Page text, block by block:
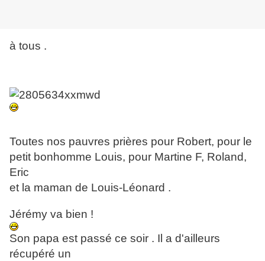
à tous .
Toutes nos pauvres prières pour Robert, pour le
petit bonhomme Louis, pour Martine F, Roland,
Eric
et la maman de Louis-Léonard .
Jérémy va bien !
Son papa est passé ce soir . Il a d'ailleurs
récupéré un